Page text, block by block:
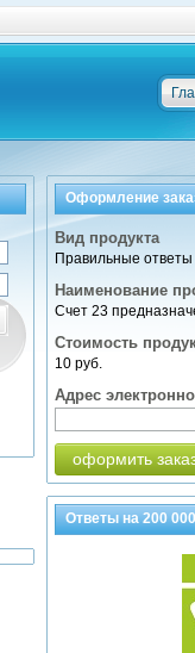
Оформление
Вид продукта
Правильные ответы
Наименование
Счет 23
Стоимость
10 руб.
Адрес
оформить
Ответы на200 000